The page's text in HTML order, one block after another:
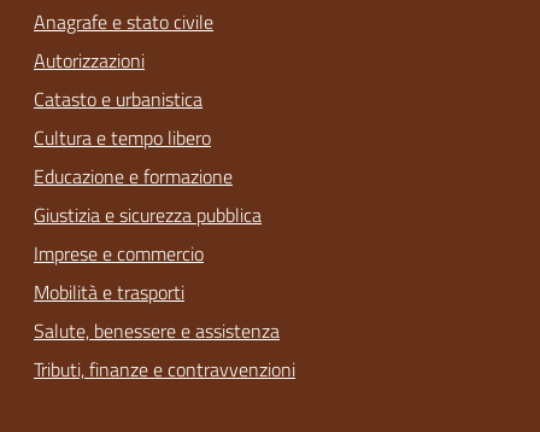
Anagrafe e stato civile
Autorizzazioni
Catasto e urbanistica
Cultura e tempo libero
Educazione e formazione
Giustizia e sicurezza pubblica
Imprese e commercio
Mobilità e trasporti
Salute, benessere e assistenza
Tributi, finanze e contravvenzioni